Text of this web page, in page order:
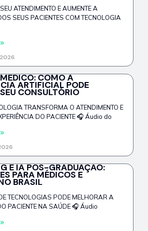
ATENDIMENTO E AUMENTE A
SEUS PACIENTES COM TECNOLOGIA
COMO A
ARTIFICIAL PODE
CONSULTÓRIO
TRANSFORMA O ATENDIMENTO E
DO PACIENTE 🎧 Áudio do
E IA PÓS-GRADUAÇÃO:
PARA MÉDICOS E
BRASIL
TECNOLOGIAS PODE MELHORAR A
PACIENTE NA SAÚDE 🎧 Áudio